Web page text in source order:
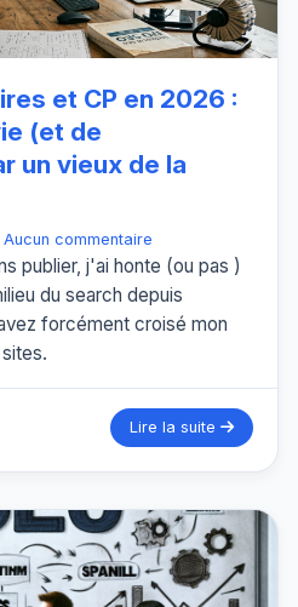
et CP en 2026 :
(et de
un vieux de la
Aucun commentaire
publier, j'ai honte (ou pas )
du search depuis
forcément croisé mon
Lire la suite